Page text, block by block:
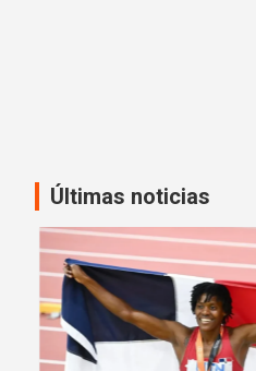
Últimas noticias